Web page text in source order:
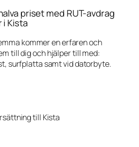
priset med RUT-avdrag
i Kista
kommer en erfaren och
till dig och hjälper till med:
surfplatta samt vid datorbyte.
till Kista